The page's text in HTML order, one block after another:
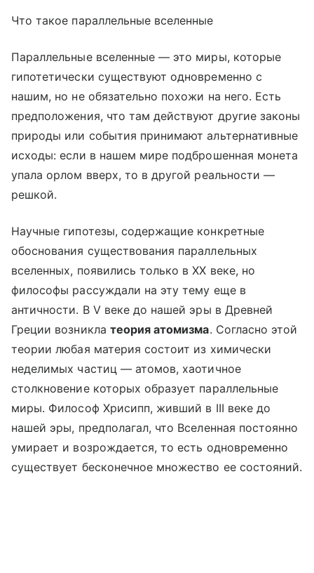
Что такое параллельные вселенные
Параллельные вселенные — это миры, которые
гипотетически существуют одновременно с
нашим, но не обязательно похожи на него. Есть
предположения, что там действуют другие законы
природы или события принимают альтернативные
исходы: если в нашем мире подброшенная монета
упала орлом вверх, то в другой реальности —
решкой.
Научные гипотезы, содержащие конкретные
обоснования существования параллельных
вселенных, появились только в XX веке, но
философы рассуждали на эту тему еще в
античности. В V веке до нашей эры в Древней
Греции возникла теория атомизма. Согласно этой
теории любая материя состоит из химически
неделимых частиц — атомов, хаотичное
столкновение которых образует параллельные
миры. Философ Хрисипп, живший в III веке до
нашей эры, предполагал, что Вселенная постоянно
умирает и возрождается, то есть одновременно
существует бесконечное множество ее состояний.